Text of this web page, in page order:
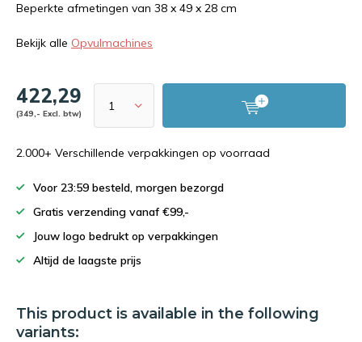
Beperkte afmetingen van 38 x 49 x 28 cm
Bekijk alle Opvulmachines
422,29
(349,- Excl. btw)
2.000+ Verschillende verpakkingen op voorraad
Voor 23:59 besteld, morgen bezorgd
Gratis verzending vanaf €99,-
Jouw logo bedrukt op verpakkingen
Altijd de laagste prijs
This product is available in the following
variants: